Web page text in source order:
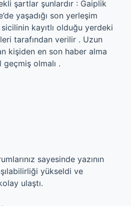
şartlar şunlardır : Gaiplik
yaşadığı son yerleşim
kayıtlı olduğu yerdeki
tarafından verilir . Uzun
kişiden en son haber alma
geçmiş olmalı .
sayesinde yazının
yükseldi ve
ulaştı.